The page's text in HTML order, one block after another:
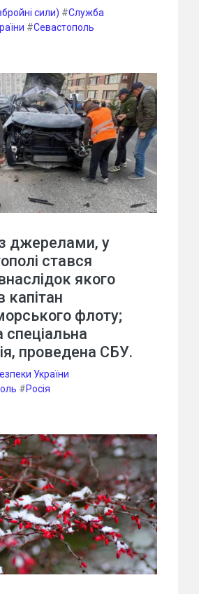
сили) #Служба
#Севастополь
з джерелами, у
стався
якого
капітан
флоту;
спеціальна
проведена СБУ.
України
#Росія